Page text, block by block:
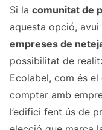
Si la comunitat de
aquesta opció,
empreses de
possibilitat de
Ecolabel, com és el
comptar amb
l’edifici fent ús de